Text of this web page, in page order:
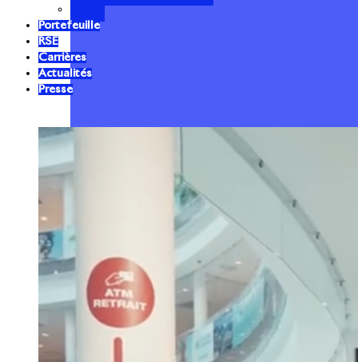
Portefeuille
RSE
Carrières
Actualités
Presse